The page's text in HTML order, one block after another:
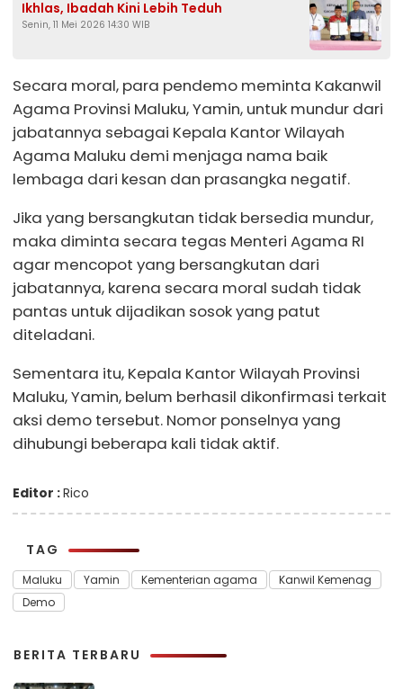
Ikhlas, Ibadah Kini Lebih Teduh
Senin, 11 Mei 2026 14:30 WIB
Secara moral, para pendemo meminta Kakanwil
Agama Provinsi Maluku, Yamin, untuk mundur dari
jabatannya sebagai Kepala Kantor Wilayah
Agama Maluku demi menjaga nama baik
lembaga dari kesan dan prasangka negatif.
Jika yang bersangkutan tidak bersedia mundur,
maka diminta secara tegas Menteri Agama RI
agar mencopot yang bersangkutan dari
jabatannya, karena secara moral sudah tidak
pantas untuk dijadikan sosok yang patut
diteladani.
Sementara itu, Kepala Kantor Wilayah Provinsi
Maluku, Yamin, belum berhasil dikonfirmasi terkait
aksi demo tersebut. Nomor ponselnya yang
dihubungi beberapa kali tidak aktif.
Editor :Rico
TAG
Maluku Yamin Kementerian agama
Kanwil Kemenag
Demo
BERITA TERBARU